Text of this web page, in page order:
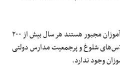
او در ادامه توضیح می‌دهد که دانش‌آموزان مجبور هستند هر سال بیش از ۲۰۰
شلوغ و پرجمعیت مدارس دولتی
وجود ندارد.